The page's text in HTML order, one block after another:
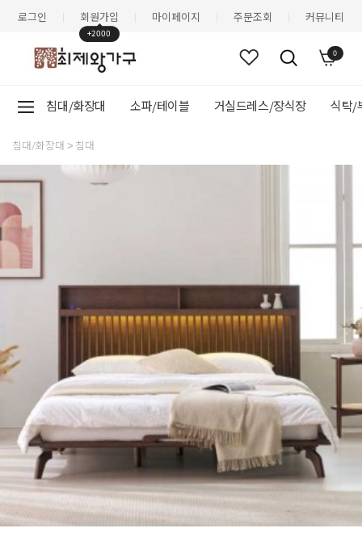
로그인 회원가입
+2000
마이페이지 주문조회 커뮤니티
0
침대/화장대 소파/테이블 거실드레스/장식장 식탁/
침대/화장대 침대